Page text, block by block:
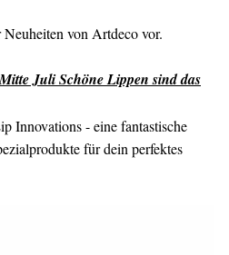
von Artdeco vor.
Juli Schöne Lippen sind das
Innovations - eine fantastische
für dein perfektes